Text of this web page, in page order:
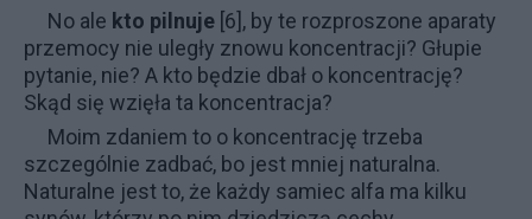
No ale kto pilnuje [6], by te rozproszone aparaty
przemocy nie uległy znowu koncentracji? Głupie
pytanie, nie? A kto będzie dbał o koncentrację?
Skąd się wzięła ta koncentracja?
Moim zdaniem to o koncentrację trzeba
szczególnie zadbać, bo jest mniej naturalna.
Naturalne jest to, że każdy samiec alfa ma kilku